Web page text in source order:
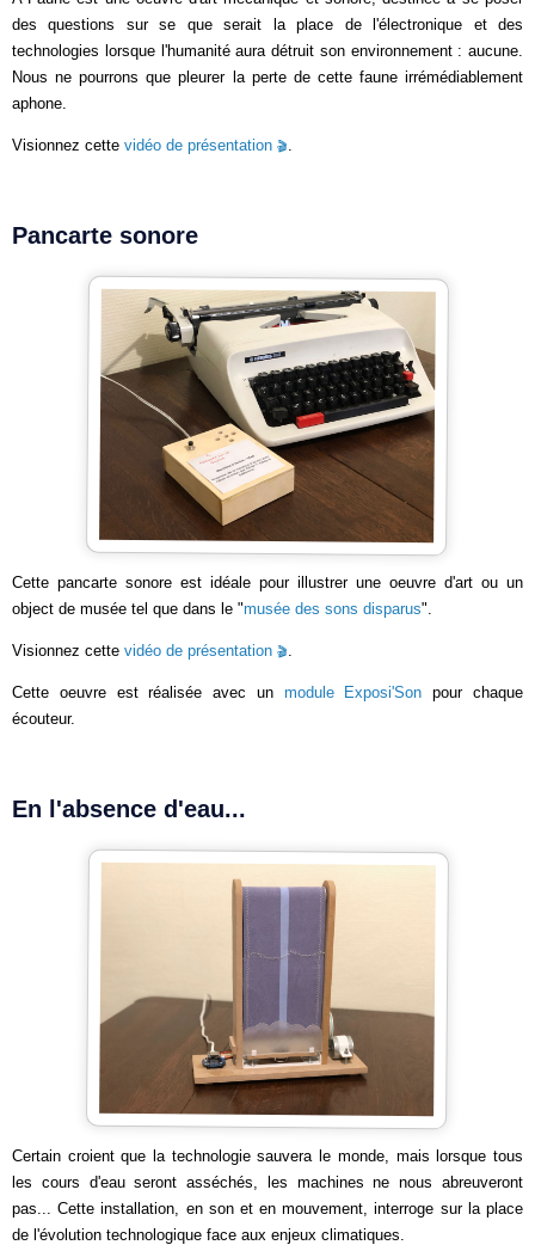
des questions sur se que serait la place de l'électronique et des
technologies lorsque l'humanité aura détruit son environnement : aucune.
Nous ne pourrons que pleurer la perte de cette faune irrémédiablement
aphone.
Visionnez cette vidéo de présentation .
Pancarte sonore
Cette pancarte sonore est idéale pour illustrer une oeuvre d'art ou un
object de musée tel que dans le "musée des sons disparus".
Visionnez cette vidéo de présentation .
Cette oeuvre est réalisée avec un module Exposi'Son pour chaque
écouteur.
En l'absence d'eau...
Certain croient que la technologie sauvera le monde, mais lorsque tous
les cours d'eau seront asséchés, les machines ne nous abreuveront
pas... Cette installation, en son et en mouvement, interroge sur la place
de l'évolution technologique face aux enjeux climatiques.